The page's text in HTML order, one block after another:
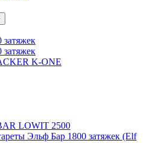
K-ONE
LOWIT 2500
Эльф Бар 1800 затяжек (Elf